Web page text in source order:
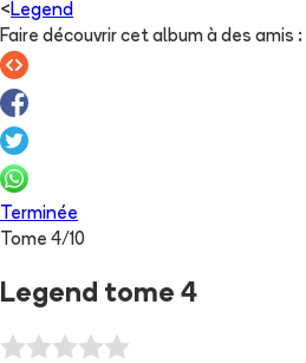
< Legend
Faire découvrir cet album à des amis :
Terminée
Tome 4/10
Legend tome 4